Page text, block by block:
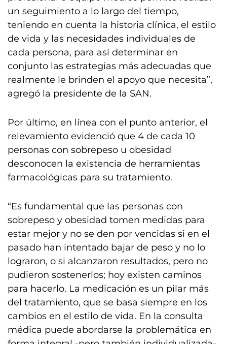
un seguimiento a lo largo del tiempo,
teniendo en cuenta la historia clínica, el estilo
de vida y las necesidades individuales de
cada persona, para así determinar en
conjunto las estrategias más adecuadas que
realmente le brinden el apoyo que necesita”,
agregó la presidente de la SAN.
Por último, en línea con el punto anterior, el
relevamiento evidenció que 4 de cada 10
personas con sobrepeso u obesidad
desconocen la existencia de herramientas
farmacológicas para su tratamiento.
“Es fundamental que las personas con
sobrepeso y obesidad tomen medidas para
estar mejor y no se den por vencidas si en el
pasado han intentado bajar de peso y no lo
lograron, o si alcanzaron resultados, pero no
pudieron sostenerlos; hoy existen caminos
para hacerlo. La medicación es un pilar más
del tratamiento, que se basa siempre en los
cambios en el estilo de vida. En la consulta
médica puede abordarse la problemática en